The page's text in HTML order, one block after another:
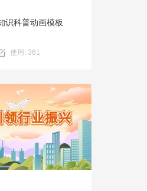
识科普动画模板
使用: 361
预览
使用